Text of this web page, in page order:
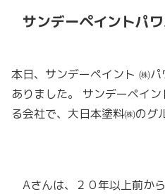
サンデーペイントパ
本日、サンデーペイント ㈱
ありました。 サンデーペイ
る会社で、大日本塗料㈱のグ
Aさんは、２０年以上前か